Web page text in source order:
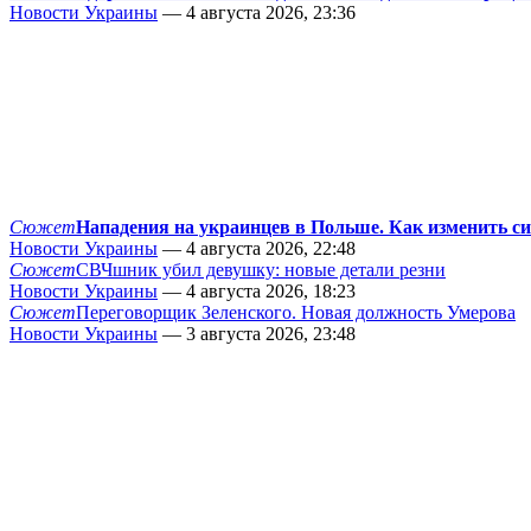
Новости Украины — 4 августа 2026, 23:36
СюжетНападения на украинцев в Польше. Как изменить
Новости Украины — 4 августа 2026, 22:48
СюжетСВЧшник убил девушку: новые детали резни
Новости Украины — 4 августа 2026, 18:23
СюжетПереговорщик Зеленского. Новая должность Умерова
Новости Украины — 3 августа 2026, 23:48